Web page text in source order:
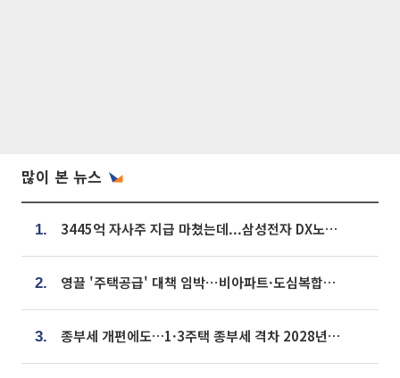
많이 본 뉴스
1. 3445억 자사주 지급 마쳤는데...삼성전자 DX노조, 뒤늦은 '떼쓰기 집회'
2. 영끌 '주택공급' 대책 임박⋯비아파트·도심복합까지 총동원
3. 종부세 개편에도…1·3주택 종부세 격차 2028년부터 확대